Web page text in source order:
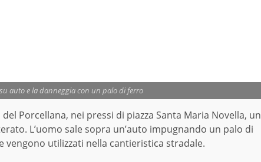
auto e la danneggia con un palo di ferro
Porcellana, nei pressi di piazza Santa Maria Novella, un
L’uomo sale sopra un’auto impugnando un palo di
utilizzati nella cantieristica stradale.